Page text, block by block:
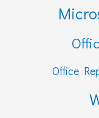
Office